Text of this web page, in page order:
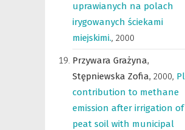
uprawianych na polach
irygowanych ściekami
miejskimi., 2000
Przywara Grażyna,
Stępniewska Zofia, 2000,
contribution to methane
emission after irrigation of
peat soil with municipal